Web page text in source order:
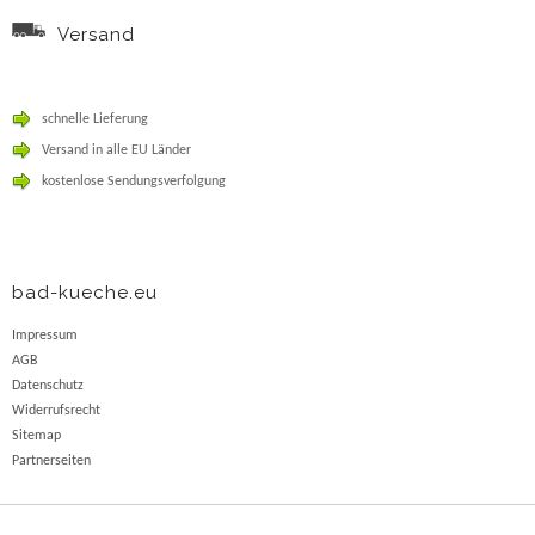
Versand
schnelle Lieferung
Versand in alle EU Länder
kostenlose Sendungsverfolgung
bad-kueche.eu
Impressum
AGB
Datenschutz
Widerrufsrecht
Sitemap
Partnerseiten